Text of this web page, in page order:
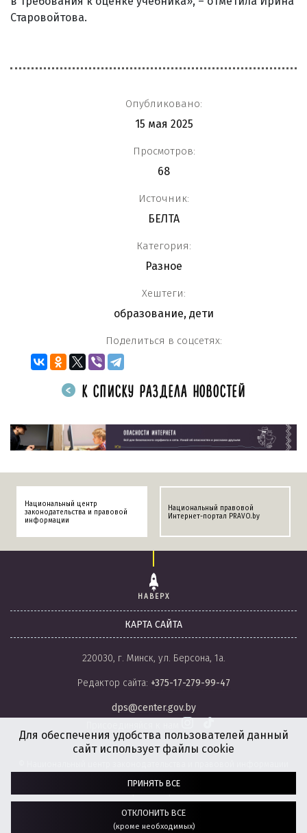
Старовойтова.
Опубликовано:
15 мая 2025
Просмотров:
68
Источник:
БЕЛТА
Категория:
Разное
Хештеги:
образование, дети
Поделиться в соцсетях:
К СПИСКУ РАЗДЕЛА НОВОСТЕЙ
Национальный центр
законодательства и правовой
информации
Национальный правовой
Интернет-портал PRAVO.by
НАВЕРХ
КАРТА САЙТА
220030, г. Минск, ул. Берсона, 1а.
Редактор сайта: +375-17-279-99-47
dps@center.gov.by
Республики Беларусь, 2008-2026.
Для обеспечения удобства пользователей данный
сайт использует файлы cookie
ПРИНЯТЬ ВСЕ
ОТКЛОНИТЬ ВСЕ
(кроме необходимых)